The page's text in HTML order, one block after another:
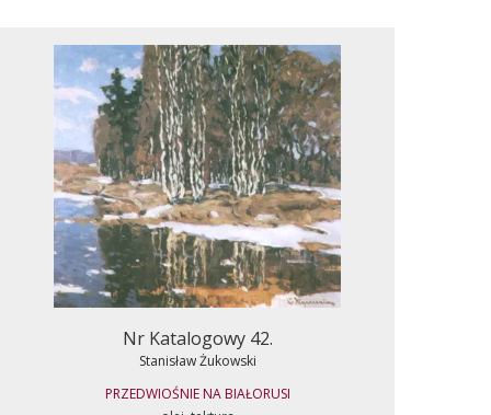
Nr Katalogowy 42.
Stanisław Żukowski
PRZEDWIOŚNIE NA BIAŁORUSI